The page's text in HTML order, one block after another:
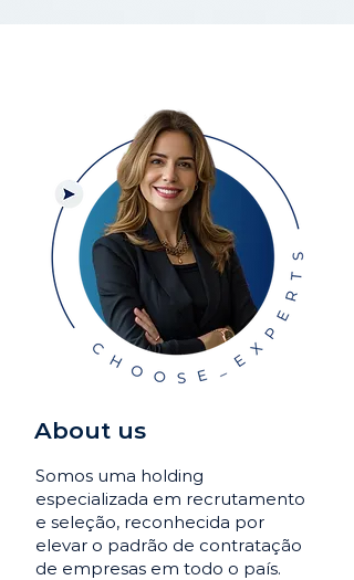
About us
Somos uma holding
especializada em recrutamento
e seleção, reconhecida por
elevar o padrão de contratação
de empresas em todo o país.